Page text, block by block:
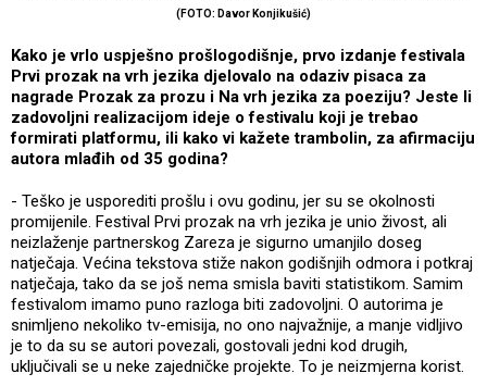
(FOTO: Davor Konjikušić)
Kako je vrlo uspješno prošlogodišnje, prvo izdanje festivala
Prvi prozak na vrh jezika djelovalo na odaziv pisaca za
nagrade Prozak za prozu i Na vrh jezika za poeziju? Jeste li
zadovoljni realizacijom ideje o festivalu koji je trebao
formirati platformu, ili kako vi kažete trambolin, za afirmaciju
autora mlađih od 35 godina?
- Teško je usporediti prošlu i ovu godinu, jer su se okolnosti
promijenile. Festival Prvi prozak na vrh jezika je unio živost, ali
neizlaženje partnerskog Zareza je sigurno umanjilo doseg
natječaja. Većina tekstova stiže nakon godišnjih odmora i potkraj
natječaja, tako da se još nema smisla baviti statistikom. Samim
festivalom imamo puno razloga biti zadovoljni. O autorima je
snimljeno nekoliko tv-emisija, no ono najvažnije, a manje vidljivo
je to da su se autori povezali, gostovali jedni kod drugih,
uključivali se u neke zajedničke projekte. To je neizmjerna korist.